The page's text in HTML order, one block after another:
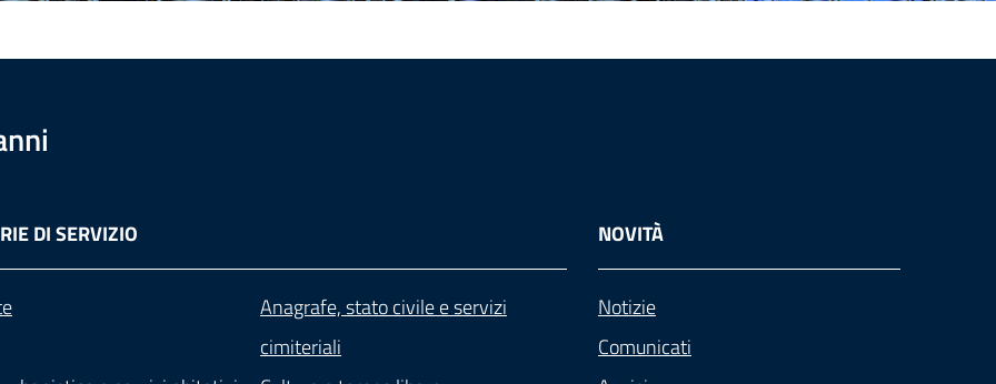
DI SERVIZIO
Anagrafe, stato civile e servizi
cimiteriali
NOVITÀ
Notizie
Comunicati